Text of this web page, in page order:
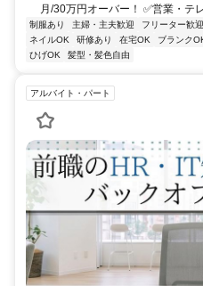
月/30万円オーバー！ ✅営業・テ
制服あり 主婦・主夫歓迎 フリーター歓迎
ネイルOK
研修あり 在宅OK ブランク
ひげOK
髪型・髪色自由
アルバイト・パート